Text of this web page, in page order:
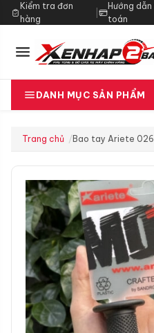
Kiểm tra đơn
hàng
|
Hướng
toán
DANH MỤC SẢN PHẨM
Trang chủ Bao tay Ariete